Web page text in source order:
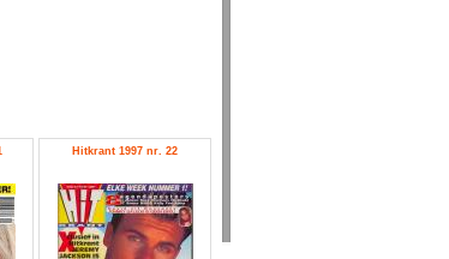
Hitkrant 1997 nr. 22